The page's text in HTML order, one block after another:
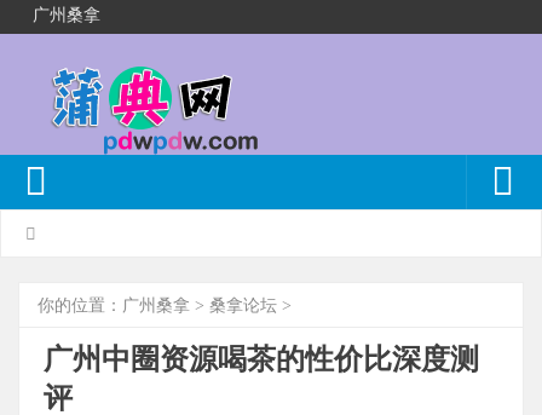
广州桑拿
你的位置： 广州桑拿 > 桑拿论坛 >
广州中圈资源喝茶的性价比深度测
评